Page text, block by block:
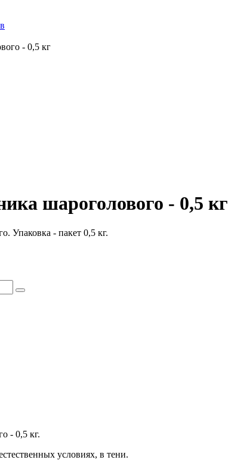
- 0,5 кг
шароголового - 0,5 кг
Упаковка - пакет 0,5 кг.
- 0,5 кг.
условиях, в тени.